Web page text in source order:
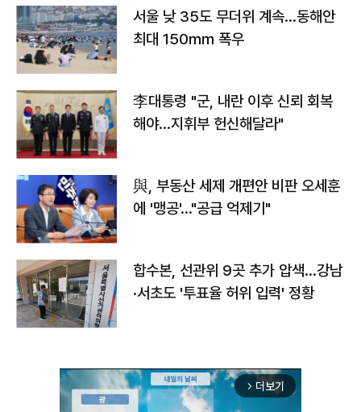
서울 낮 35도 무더위 계속…동해안
최대 150㎜ 폭우
李대통령 "군, 내란 이후 신뢰 회복
해야…지휘부 헌신해달라"
與, 부동산 세제 개편안 비판 오세훈
에 '맹공'…"공급 억제기"
합수본, 선관위 9곳 추가 압색…강남
·서초도 '투표율 허위 입력' 정황
arrow_forward_ios 더보기